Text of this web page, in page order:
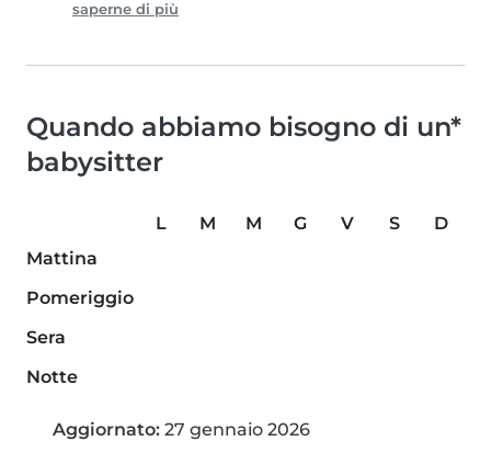
saperne di più
Quando abbiamo bisogno di un*
babysitter
L M M G V S
D
Mattina
Pomeriggio
Sera
Notte
Aggiornato: 27 gennaio 2026